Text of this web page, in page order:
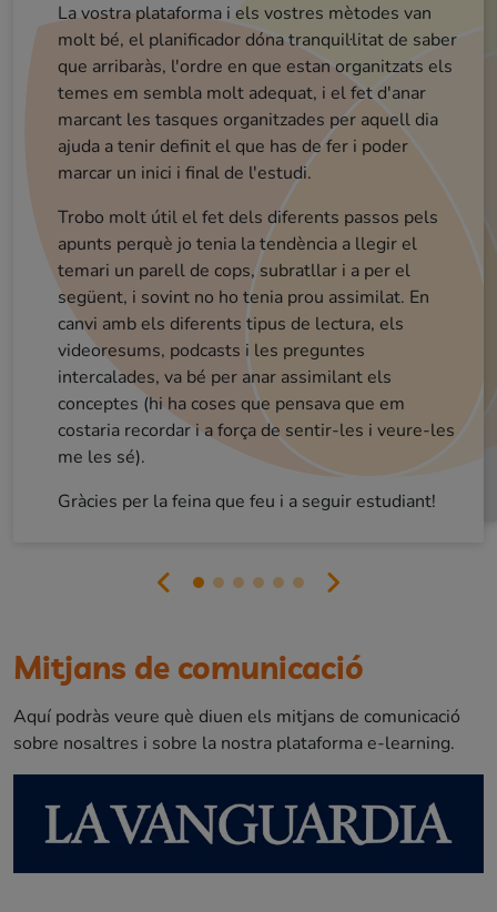
La vostra plataforma i els vostres mètodes van
molt bé, el planificador dóna tranquil·litat de saber
que arribaràs, l'ordre en que estan organitzats els
temes em sembla molt adequat, i el fet d'anar
marcant les tasques organitzades per aquell dia
ajuda a tenir definit el que has de fer i poder
marcar un inici i final de l'estudi.
Trobo molt útil el fet dels diferents passos pels
apunts perquè jo tenia la tendència a llegir el
temari un parell de cops, subratllar i a per el
següent, i sovint no ho tenia prou assimilat. En
canvi amb els diferents tipus de lectura, els
videoresums, podcasts i les preguntes
intercalades, va bé per anar assimilant els
conceptes (hi ha coses que pensava que em
costaria recordar i a força de sentir-les i veure-les
me les sé).
Gràcies per la feina que feu i a seguir estudiant!
Lydia (opositora aux adm gene)
L'aplicatiu que heu fet és una passada. Fa que
realment estudiïs.
Erika (opositora mossos)
Buenos días, el curso me tiene fascinada, tiene muy buena metodología y te ayuda a memorizar de una manera dinámica, a mi me cuesta un poco la comprensión total de la lectura en catalán por falta de costumbres, pero gracias a los videos resumenes me facilita el entendimiento y al tratarse de vídeos de corta duración no permite que te agobies. Por mi experiencia este método es el que mejor me funciona.
Estaba algo asustada por la extensión del
temario, en cambio al conocer la plataforma y empezar a estudiar habéis conseguido que esté el doble de motivada. Muchísimas gracias y
sobretodo ENHORABUENA!
Cristian (opositor mossos)
La metodología me parece muy buena. Nunca
antes había estudiado así la verdad. Se repiten
muchas veces los conceptos, aspecto que ayuda a
interiorizarlos.[...]
La parte de desengranaje esta genial, puesto
acabas de asimilar todos los conocimientos
cada tema y además, después tienes el
para acabar de ver si algún concepto no te
quedado claro.
No os voy a engañar, es una metodología que
requiere dedicar muchas horas y requiere de
mucho esfuerzo ( pero bueno, quien algo quiere
algo le cuesta). A destacar, el hecho de tener
objetivos establecidos estas más concentrado en
lo que haces.
Sergi (opositor aux. adm. ajuntament)
Molt bona sensació per ara. Enhorabona
Carlos (opositor Guàrdia Urbana)
ME GUSTA!!!!! Lo has enfocado muy muy bien
para que cada alumno pueda acceder al curso con
el tiempo disponible! 💪💪
Mitjans de comunicació
Aquí podràs veure què diuen els mitjans de comunicació
sobre nosaltres i sobre la nostra plataforma e-learning.